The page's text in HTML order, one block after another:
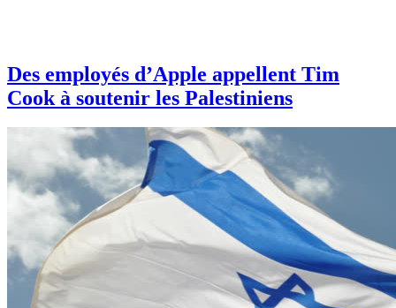
Des employés d’Apple appellent Tim
Cook à soutenir les Palestiniens